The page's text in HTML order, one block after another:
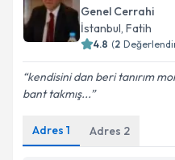
oluşturun. Size bu
takvim
Kişisel verilerimin
Metni'ni okudum
Genel Cerrahi
İstanbul, Fatih
4.8 (2
kendisini dan beri tanırım
bant takmış...
Adres 1 Adres 2